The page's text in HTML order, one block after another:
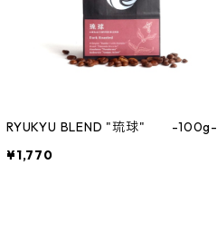
RYUKYU BLEND "琉球" -100g-
¥1,770